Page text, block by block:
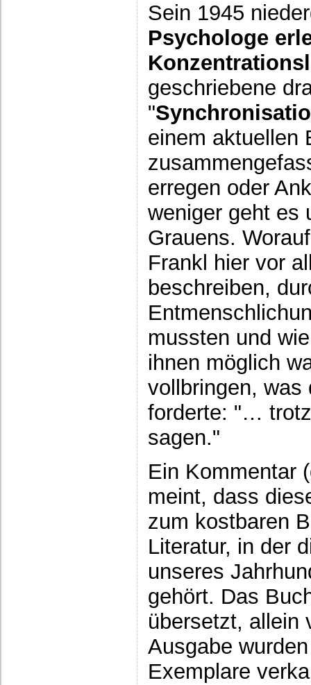
Sein 1945
Psychologe
geschriebene
"
einem aktuellen
erregen oder
weniger geht es
Grauens.
Frankl hier vor
beschreiben,
mussten und
ihnen möglich
vollbringen, was
forderte: "…
sagen."
Ein Kommentar
meint, dass
zum kostbaren
Literatur, in der
unseres
gehört. Das
übersetzt, allein
Ausgabe
Exemplare